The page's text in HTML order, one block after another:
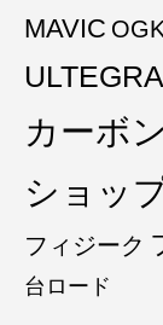
MAVIC OGK
ULTEGRA
カーボン
ショッ
フィジーク
台ロード